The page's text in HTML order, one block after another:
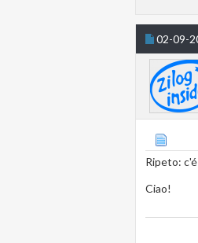
02-09-
Ripeto:
Ciao!